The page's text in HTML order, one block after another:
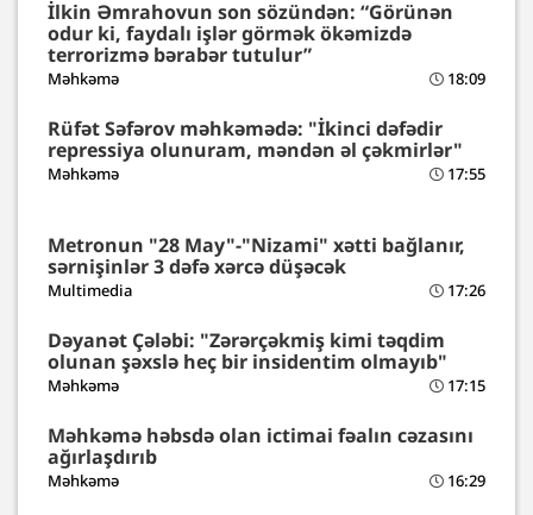
İlkin Əmrahovun son sözündən: “Görünən
odur ki, faydalı işlər görmək ökəmizdə
terrorizmə bərabər tutulur”
Məhkəmə 18:09
Rüfət Səfərov məhkəmədə: "İkinci dəfədir
repressiya olunuram, məndən əl çəkmirlər"
Məhkəmə 17:55
Metronun "28 May"-"Nizami" xətti bağlanır,
sərnişinlər 3 dəfə xərcə düşəcək
Multimedia 17:26
Dəyanət Çələbi: "Zərərçəkmiş kimi təqdim
olunan şəxslə heç bir insidentim olmayıb"
Məhkəmə 17:15
Məhkəmə həbsdə olan ictimai fəalın cəzasını
ağırlaşdırıb
Məhkəmə 16:29